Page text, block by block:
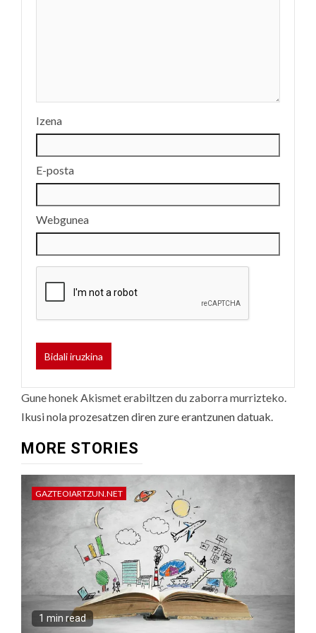
Izena
E-posta
Webgunea
Gune honek Akismet erabiltzen du zaborra murrizteko.
Ikusi nola prozesatzen diren zure erantzunen datuak.
MORE STORIES
GAZTEOIARTZUN.NET
1 min read